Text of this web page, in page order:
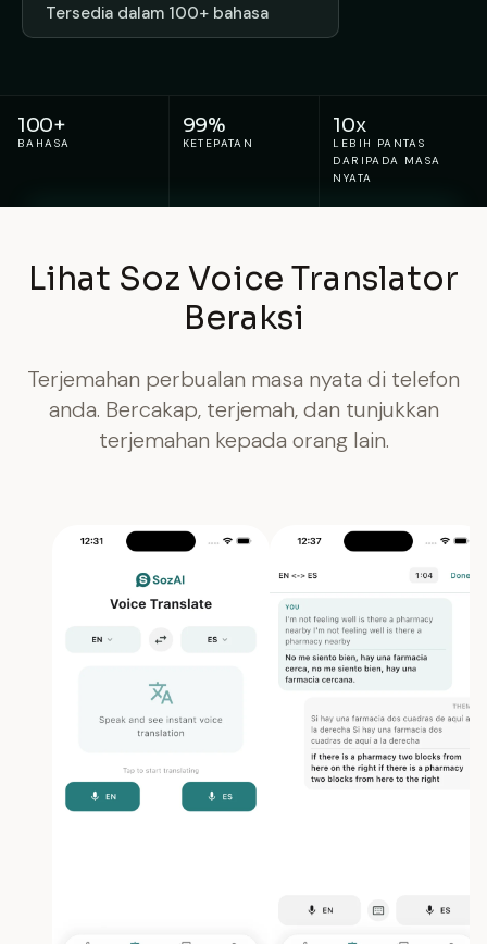
Tersedia dalam 100+ bahasa
100+
BAHASA
99%
KETEPATAN
10x
LEBIH PANTAS
DARIPADA MASA
NYATA
Lihat Soz Voice Translator
Beraksi
Terjemahan perbualan masa nyata di telefon
anda. Bercakap, terjemah, dan tunjukkan
terjemahan kepada orang lain.